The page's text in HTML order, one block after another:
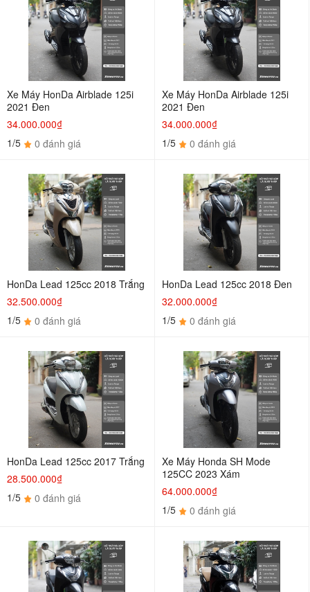
Xe Máy HonDa Airblade 125i
2021 Đen
34.000.000₫
1/5
0 đánh giá
Xe Máy HonDa Airblade 125i
2021 Đen
34.000.000₫
1/5
0 đánh giá
HonDa Lead 125cc 2018 Trắng
32.500.000₫
1/5
0 đánh giá
HonDa Lead 125cc 2018 Đen
32.000.000₫
1/5
0 đánh giá
HonDa Lead 125cc 2017 Trắng
28.500.000₫
1/5
0 đánh giá
Xe Máy Honda SH Mode
125CC 2023 Xám
64.000.000₫
1/5
0 đánh giá